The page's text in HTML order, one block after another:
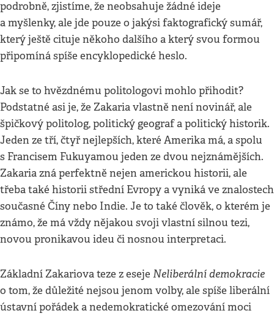
podrobně, zjistíme, že neobsahuje žádné ideje
a myšlenky, ale jde pouze o jakýsi faktografický sumář,
který ještě cituje někoho dalšího a který svou formou
připomíná spíše encyklopedické heslo.
Jak se to hvězdnému politologovi mohlo přihodit?
Podstatné asi je, že Zakaria vlastně není novinář, ale
špičkový politolog, politický geograf a politický historik.
Jeden ze tří, čtyř nejlepších, které Amerika má, a spolu
s Francisem Fukuyamou jeden ze dvou nejznámějších.
Zakaria zná perfektně nejen americkou historii, ale
třeba také historii střední Evropy a vyniká ve znalostech
současné Číny nebo Indie. Je to také člověk, o kterém je
známo, že má vždy nějakou svoji vlastní silnou tezi,
novou pronikavou ideu či nosnou interpretaci.
Základní Zakariova teze z eseje Neliberální demokracie
o tom, že důležité nejsou jenom volby, ale spíše liberální
ústavní pořádek a nedemokratické omezování moci